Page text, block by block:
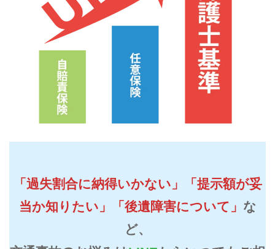
「過失割合に納得いかない」「提示額が妥
当か知りたい」「後遺障害について」 な
ど、